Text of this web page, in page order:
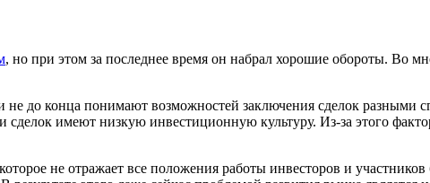
, но при этом за последнее время он набрал хорошие обороты. Во
до конца понимают возможностей заключения сделок разными
сделок имеют низкую инвестиционную культуру. Из-за этого
не отражает все положения работы инвесторов и